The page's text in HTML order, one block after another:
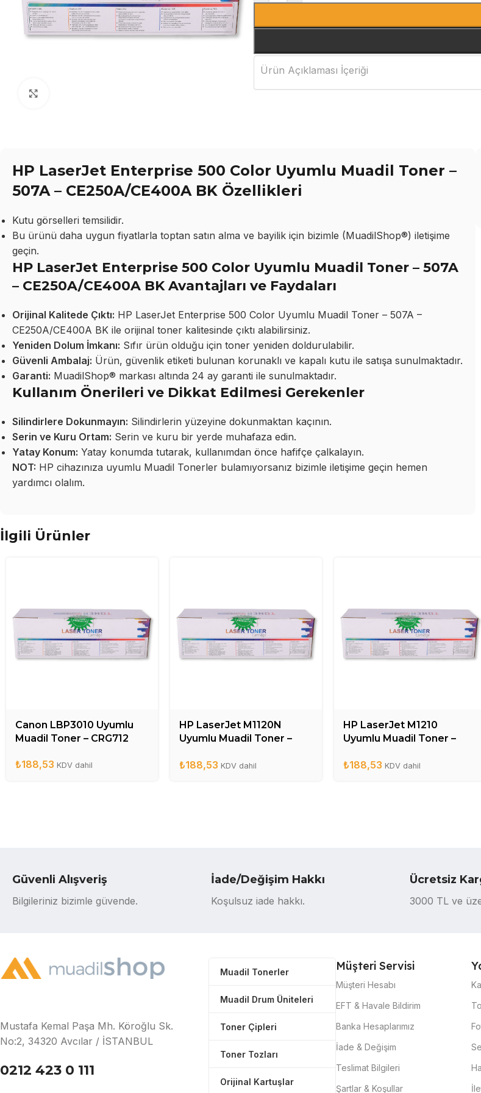
Ürün Açıklaması İçeriği
HP LaserJet Enterprise 500 Color Uyumlu Muadil Toner –
507A – CE250A/CE400A BK Özellikleri
Kutu görselleri temsilidir.
Bu ürünü daha uygun fiyatlarla toptan satın alma ve bayilik için bizimle (MuadilShop®) iletişime
geçin.
HP LaserJet Enterprise 500 Color Uyumlu Muadil Toner – 507A
– CE250A/CE400A BK Avantajları ve Faydaları
Orijinal Kalitede Çıktı: HP LaserJet Enterprise 500 Color Uyumlu Muadil Toner – 507A –
CE250A/CE400A BK ile orijinal toner kalitesinde çıktı alabilirsiniz.
Yeniden Dolum İmkanı: Sıfır ürün olduğu için toner yeniden doldurulabilir.
Güvenli Ambalaj: Ürün, güvenlik etiketi bulunan korunaklı ve kapalı kutu ile satışa sunulmaktadır.
Garanti: MuadilShop® markası altında 24 ay garanti ile sunulmaktadır.
Kullanım Önerileri ve Dikkat Edilmesi Gerekenler
Silindirlere Dokunmayın: Silindirlerin yüzeyine dokunmaktan kaçının.
Serin ve Kuru Ortam: Serin ve kuru bir yerde muhafaza edin.
Yatay Konum: Yatay konumda tutarak, kullanımdan önce hafifçe çalkalayın.
NOT: HP cihazınıza uyumlu Muadil Tonerler bulamıyorsanız bizimle iletişime geçin hemen
yardımcı olalım.
İlgili Ürünler
Canon LBP3010 Uyumlu
Muadil Toner – CRG712
₺188,53 KDV dahil
HP LaserJet M1120N
Uyumlu Muadil Toner –
₺188,53 KDV dahil
HP LaserJet M1210
Uyumlu Muadil Toner –
₺188,53 KDV dahil
Güvenli Alışveriş
Bilgileriniz bizimle güvende.
İade/Değişim Hakkı
Koşulsuz iade hakkı.
Ücretsiz
3000 TL ve
Mustafa Kemal Paşa Mh. Köroğlu Sk.
No:2, 34320 Avcılar / İSTANBUL
0212 423 0 111
Muadil Tonerler
Muadil Drum Üniteleri
Toner Çipleri
Toner Tozları
Orijinal Kartuşlar
Müşteri Servisi
Müşteri Hesabı
EFT & Havale Bildirim
Banka Hesaplarımız
İade & Değişim
Teslimat Bilgileri
Şartlar & Koşullar